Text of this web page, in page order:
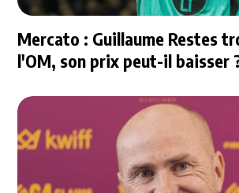
Mercato : Guillaume Restes
l'OM, son prix peut-il baisser